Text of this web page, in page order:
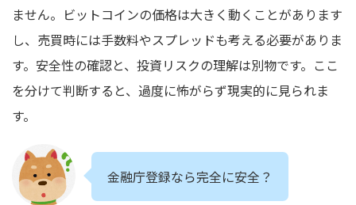
ません。ビットコインの価格は大きく動くことがあります
し、売買時には手数料やスプレッドも考える必要がありま
す。安全性の確認と、投資リスクの理解は別物です。ここ
を分けて判断すると、過度に怖がらず現実的に見られま
す。
金融庁登録なら完全に安全？